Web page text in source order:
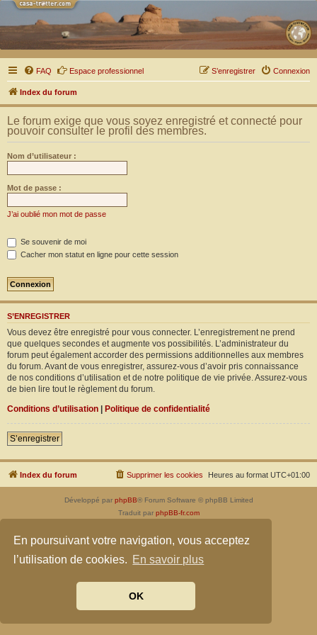
En poursuivant votre navigation, vous acceptez
l’utilisation de cookies. En savoir plus
OK
FAQ Espace professionnel Connexion
S’enregistrer
Index du forum
Le forum exige que vous soyez enregistré et connecté pour
pouvoir consulter le profil des membres.
Nom d’utilisateur :
Mot de passe :
J’ai oublié mon mot de passe
Se souvenir de moi
Cacher mon statut en ligne pour cette session
S’ENREGISTRER
Vous devez être enregistré pour vous connecter. L’enregistrement ne prend
que quelques secondes et augmente vos possibilités. L’administrateur du
forum peut également accorder des permissions additionnelles aux membres
du forum. Avant de vous enregistrer, assurez-vous d’avoir pris connaissance
de nos conditions d’utilisation et de notre politique de vie privée. Assurez-vous
de bien lire tout le règlement du forum.
Conditions d’utilisation | Politique de confidentialité
S’enregistrer
Index du forum Heures au format UTC+01:00
Supprimer les cookies
Développé par phpBB® Forum Software © phpBB Limited
Traduit par phpBB-fr.com